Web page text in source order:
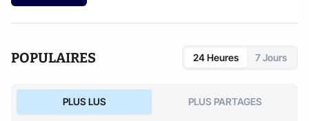
POPULAIRES 24 Heures 7 Jours
PLUS LUS PLUS PARTAGES